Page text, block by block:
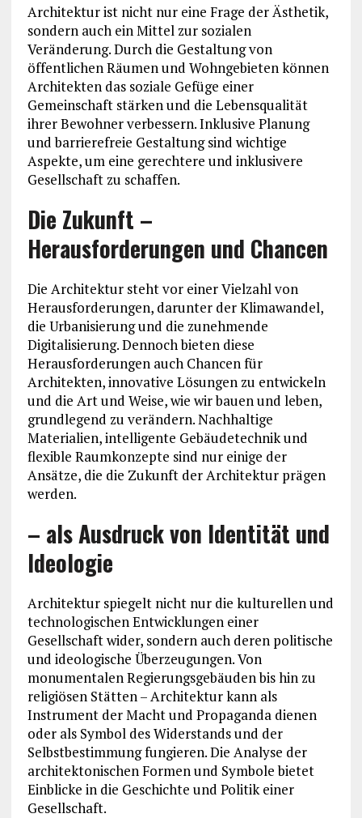
Architektur ist nicht nur eine Frage der Ästhetik,
sondern auch ein Mittel zur sozialen
Veränderung. Durch die Gestaltung von
öffentlichen Räumen und Wohngebieten können
Architekten das soziale Gefüge einer
Gemeinschaft stärken und die Lebensqualität
ihrer Bewohner verbessern. Inklusive Planung
und barrierefreie Gestaltung sind wichtige
Aspekte, um eine gerechtere und inklusivere
Gesellschaft zu schaffen.
Die Zukunft –
Herausforderungen und Chancen
Die Architektur steht vor einer Vielzahl von
Herausforderungen, darunter der Klimawandel,
die Urbanisierung und die zunehmende
Digitalisierung. Dennoch bieten diese
Herausforderungen auch Chancen für
Architekten, innovative Lösungen zu entwickeln
und die Art und Weise, wie wir bauen und leben,
grundlegend zu verändern. Nachhaltige
Materialien, intelligente Gebäudetechnik und
flexible Raumkonzepte sind nur einige der
Ansätze, die die Zukunft der Architektur prägen
werden.
– als Ausdruck von Identität und
Ideologie
Architektur spiegelt nicht nur die kulturellen und
technologischen Entwicklungen einer
Gesellschaft wider, sondern auch deren politische
und ideologische Überzeugungen. Von
monumentalen Regierungsgebäuden bis hin zu
religiösen Stätten – Architektur kann als
Instrument der Macht und Propaganda dienen
oder als Symbol des Widerstands und der
Selbstbestimmung fungieren. Die Analyse der
architektonischen Formen und Symbole bietet
Einblicke in die Geschichte und Politik einer
Gesellschaft.